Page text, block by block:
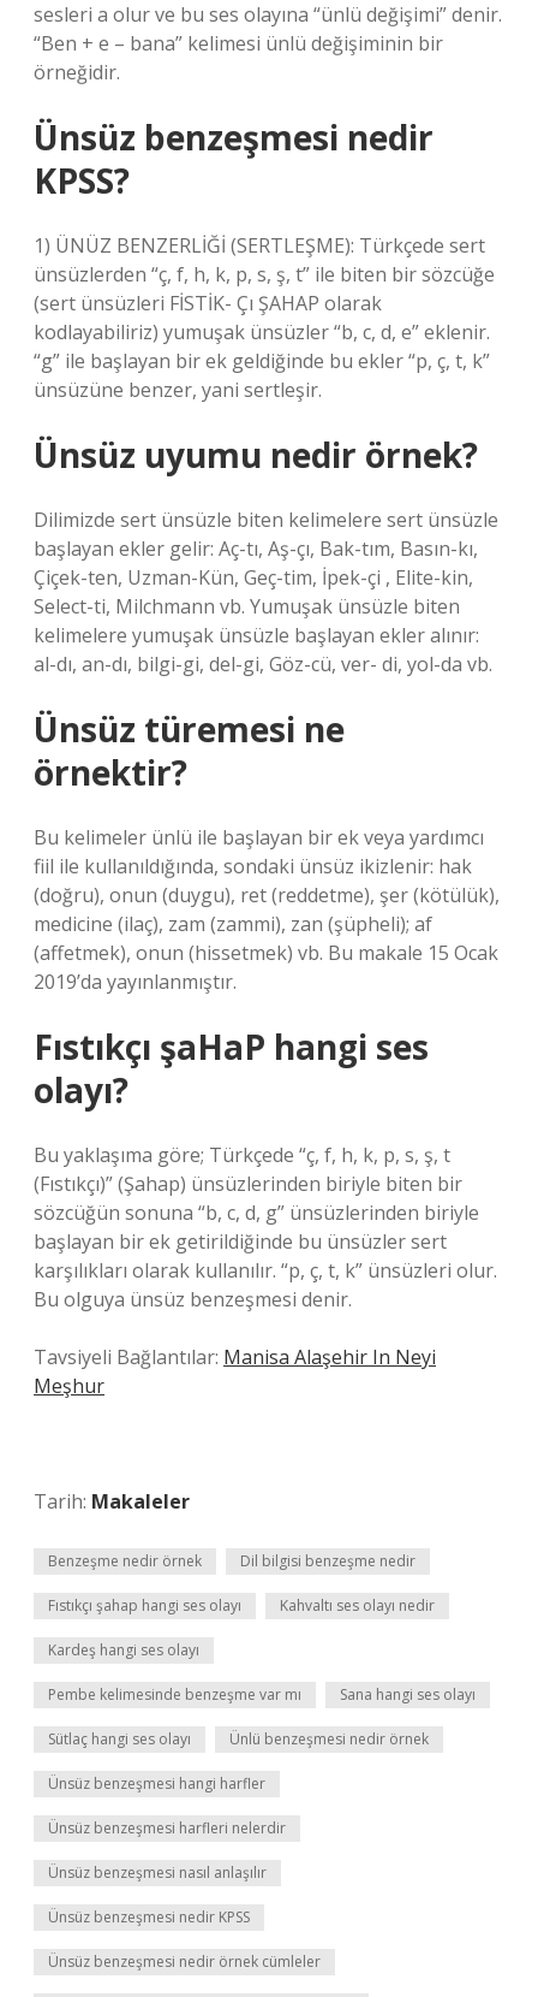
sesleri a olur ve bu ses olayına “ünlü değişimi” denir.
“Ben + e – bana” kelimesi ünlü değişiminin bir
örneğidir.
Ünsüz benzeşmesi nedir
KPSS?
1) ÜNÜZ BENZERLİĞİ (SERTLEŞME): Türkçede sert
ünsüzlerden “ç, f, h, k, p, s, ş, t” ile biten bir sözcüğe
(sert ünsüzleri FİSTİK- Çı ŞAHAP olarak
kodlayabiliriz) yumuşak ünsüzler “b, c, d, e” eklenir.
“g” ile başlayan bir ek geldiğinde bu ekler “p, ç, t, k”
ünsüzüne benzer, yani sertleşir.
Ünsüz uyumu nedir örnek?
Dilimizde sert ünsüzle biten kelimelere sert ünsüzle
başlayan ekler gelir: Aç-tı, Aş-çı, Bak-tım, Basın-kı,
Çiçek-ten, Uzman-Kün, Geç-tim, İpek-çi , Elite-kin,
Select-ti, Milchmann vb. Yumuşak ünsüzle biten
kelimelere yumuşak ünsüzle başlayan ekler alınır:
al-dı, an-dı, bilgi-gi, del-gi, Göz-cü, ver- di, yol-da vb.
Ünsüz türemesi ne
örnektir?
Bu kelimeler ünlü ile başlayan bir ek veya yardımcı
fiil ile kullanıldığında, sondaki ünsüz ikizlenir: hak
(doğru), onun (duygu), ret (reddetme), şer (kötülük),
medicine (ilaç), zam (zammi), zan (şüpheli); af
(affetmek), onun (hissetmek) vb. Bu makale 15 Ocak
2019’da yayınlanmıştır.
Fıstıkçı şaHaP hangi ses
olayı?
Bu yaklaşıma göre; Türkçede “ç, f, h, k, p, s, ş, t
(Fıstıkçı)” (Şahap) ünsüzlerinden biriyle biten bir
sözcüğün sonuna “b, c, d, g” ünsüzlerinden biriyle
başlayan bir ek getirildiğinde bu ünsüzler sert
karşılıkları olarak kullanılır. “p, ç, t, k” ünsüzleri olur.
Bu olguya ünsüz benzeşmesi denir.
Tavsiyeli Bağlantılar: Manisa Alaşehir In Neyi
Meşhur
Tarih: Makaleler
Benzeşme nedir örnek Dil bilgisi benzeşme nedir
Fıstıkçı şahap hangi ses olayı Kahvaltı ses olayı nedir
Kardeş hangi ses olayı
Pembe kelimesinde benzeşme var mı Sana hangi ses olayı
Sütlaç hangi ses olayı Ünlü benzeşmesi nedir örnek
Ünsüz benzeşmesi hangi harfler
Ünsüz benzeşmesi harfleri nelerdir
Ünsüz benzeşmesi nasıl anlaşılır
Ünsüz benzeşmesi nedir KPSS
Ünsüz benzeşmesi nedir örnek cümleler